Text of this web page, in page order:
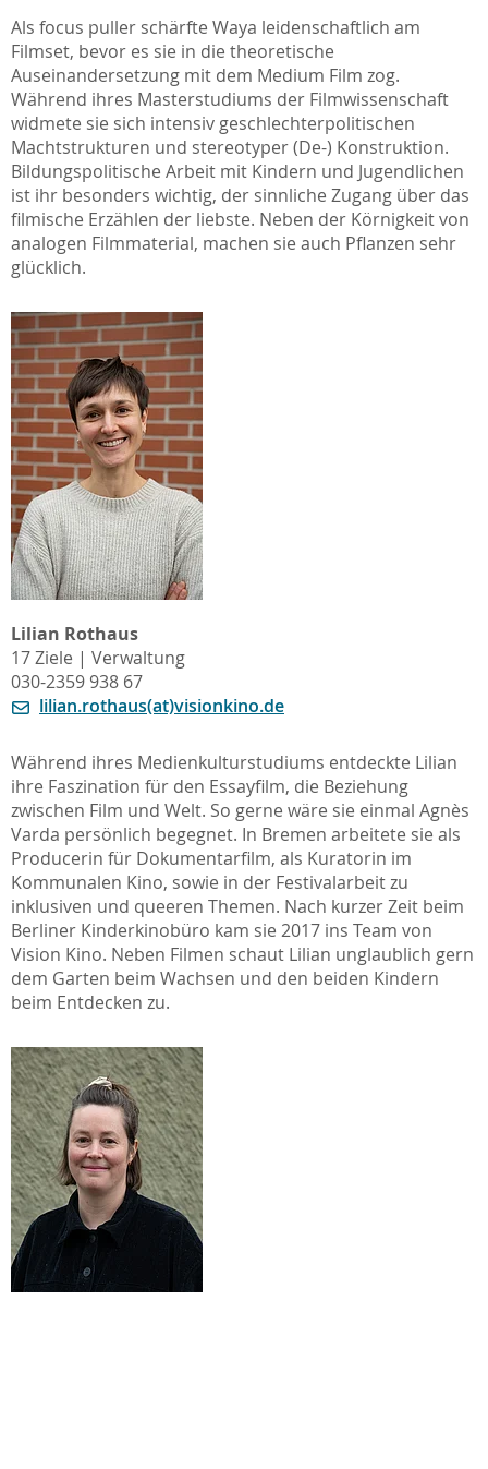
Als focus puller schärfte Waya leidenschaftlich am
Filmset, bevor es sie in die theoretische
Auseinandersetzung mit dem Medium Film zog.
Während ihres Masterstudiums der Filmwissenschaft
widmete sie sich intensiv geschlechterpolitischen
Machtstrukturen und stereotyper (De-) Konstruktion.
Bildungspolitische Arbeit mit Kindern und Jugendlichen
ist ihr besonders wichtig, der sinnliche Zugang über das
filmische Erzählen der liebste. Neben der Körnigkeit von
analogen Filmmaterial, machen sie auch Pflanzen sehr
glücklich.
Lilian Rothaus
17 Ziele | Verwaltung
030-2359 938 67
lilian.rothaus(at)visionkino.de
Während ihres Medienkulturstudiums entdeckte Lilian
ihre Faszination für den Essayfilm, die Beziehung
zwischen Film und Welt. So gerne wäre sie einmal Agnès
Varda persönlich begegnet. In Bremen arbeitete sie als
Producerin für Dokumentarfilm, als Kuratorin im
Kommunalen Kino, sowie in der Festivalarbeit zu
inklusiven und queeren Themen. Nach kurzer Zeit beim
Berliner Kinderkinobüro kam sie 2017 ins Team von
Vision Kino. Neben Filmen schaut Lilian unglaublich gern
dem Garten beim Wachsen und den beiden Kindern
beim Entdecken zu.